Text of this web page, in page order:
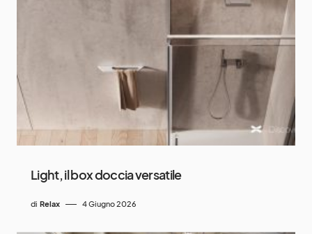
Light, il box doccia versatile
di Relax 4 Giugno 2026